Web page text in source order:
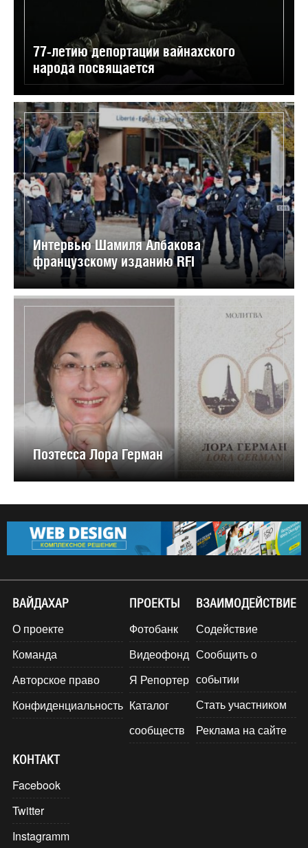
77-летию депортации вайнахского
народа посвящается
Интервью Шамиля Албакова
французскому изданию RFI
Поэтесса Лора Герман
ВАЙДАХАР
О проекте
Команда
Авторское право
Конфиденциальность
ПРОЕКТЫ
Фотобанк
Видеофонд
Я Репортер
Каталог
сообществ
ВЗАИМОДЕЙСТВИЕ
Содействие
Сообщить о
событии
Стать участником
Реклама на сайте
КОНТАКТ
Facebook
Twitter
Instagramm